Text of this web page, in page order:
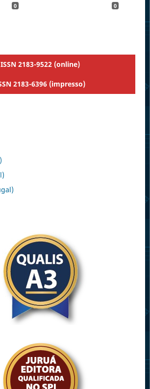
0 0
ISSN 2183-9522 (online)
2183-6396 (impresso)